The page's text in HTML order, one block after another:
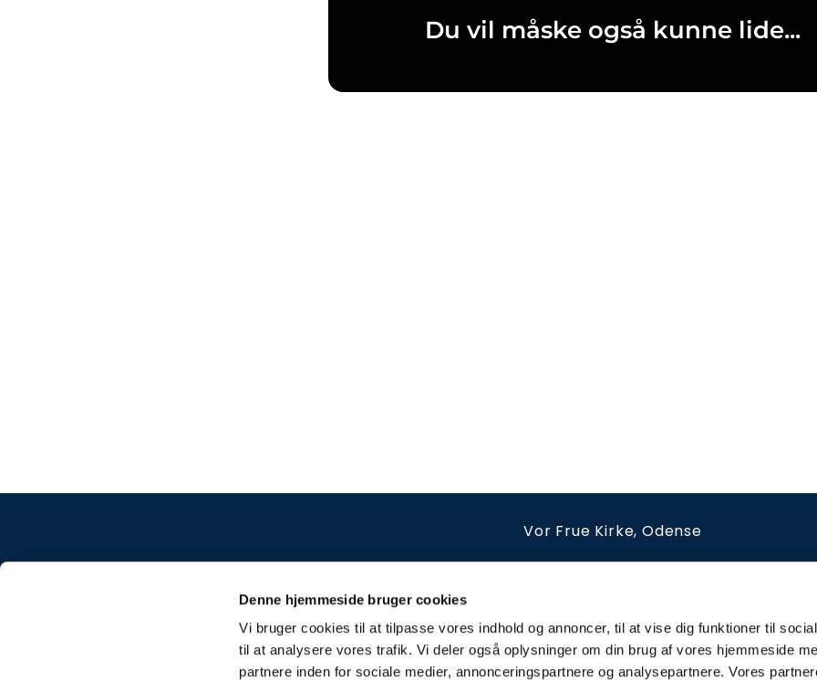
Denne hjemmeside bruger cookies
Vi bruger cookies til at tilpasse vores indhold og annoncer, til at vise dig funktioner til
til at analysere vores trafik. Vi deler også oplysninger om din brug af vores hjemmeside
partnere inden for sociale medier, annonceringspartnere og analysepartnere. Vores
Du vil måske også kunne lide...
Vor Frue Kirke, Odense
tirsdag - fredag kl. 10-13 og efter aftale
Privatlivspolitik